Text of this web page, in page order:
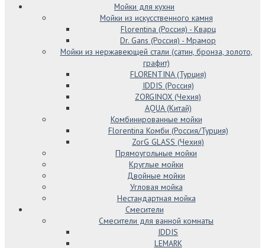
Мойки для кухни
Мойки из искусственного камня
Florentina (Россия) - Кварц
Dr. Gans (Россия) - Мрамор
Мойки из нержавеющей стали (сатин, бронза, золото,
графит)
FLORENTINA (Турция)
IDDIS (Россия)
ZORGINOX (Чехия)
AQUA (Китай)
Комбинированные мойки
Florentina Комби (Россия/Турция)
ZorG GLASS (Чехия)
Прямоугольные мойки
Круглые мойки
Двойные мойки
Угловая мойка
Нестандартная мойка
Смесители
Смесители для ванной комнаты
IDDIS
LEMARK